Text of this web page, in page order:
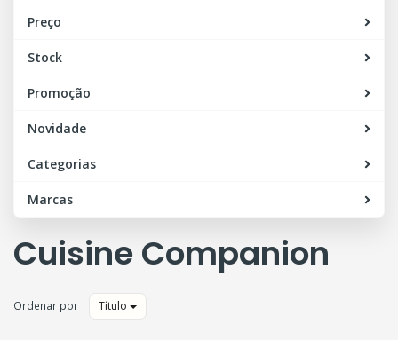
Preço
Stock
Promoção
Novidade
Categorias
Marcas
Cuisine Companion
Ordenar por Título